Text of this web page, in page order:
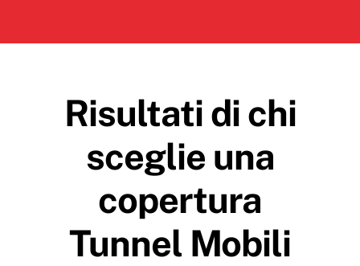
Risultati di chi
sceglie una
copertura
Tunnel Mobili